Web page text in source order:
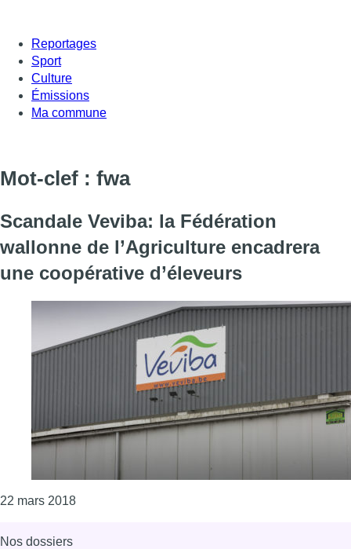
Reportages
Sport
Culture
Émissions
Ma commune
Mot-clef : fwa
Scandale Veviba: la Fédération
wallonne de l’Agriculture encadrera
une coopérative d’éleveurs
22 mars 2018Consulter l'article "Scandale Veviba: la
Nos dossiers